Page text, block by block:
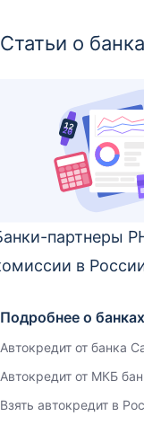
Статьи о
партнеры
в
Подробнее о банках
Автокредит от банка
Автокредит от МКБ
Взять автокредит в